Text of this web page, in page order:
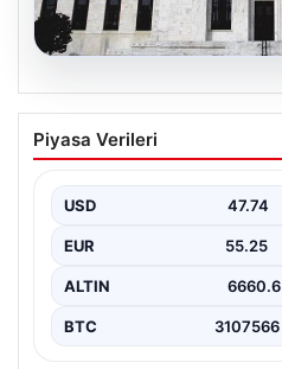
Fed faizi sabit tuttu
Piyasa Verileri
USD 47.74
EUR 55.25
ALTIN 6660.6
BTC 3107566